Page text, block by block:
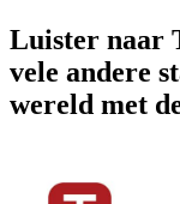
Luister naar
vele andere
wereld met